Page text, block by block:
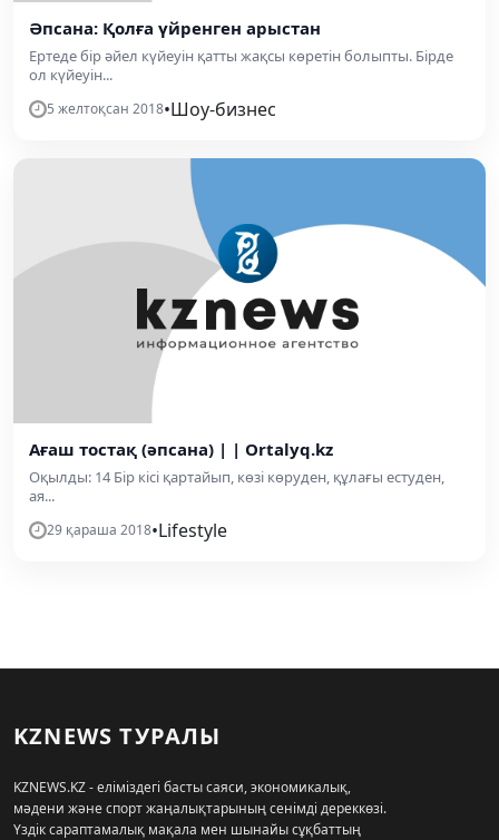
Әпсана: Қолға үйренген арыстан
Ертеде бір әйел күйеуін қатты жақсы көретін болыпты. Бірде
ол күйеуін...
5 желтоқсан 2018•Шоу-бизнес
Ағаш тостақ (әпсана) | | Ortalyq.kz
Оқылды: 14 Бiр кiсi қартайып, көзi көруден, құлағы естуден,
ая...
29 қараша 2018•Lifestyle
KZNEWS ТУРАЛЫ
KZNEWS.KZ - еліміздегі басты саяси, экономикалық,
мәдени және спорт жаңалықтарының сенімді дереккөзі.
Үздік сараптамалық мақала мен шынайы сұқбаттың